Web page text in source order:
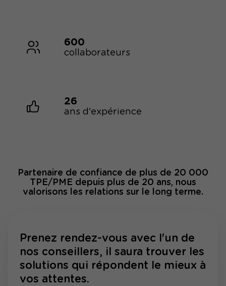
600
collaborateurs
26
ans d'expérience
Partenaire de confiance de plus de 20 000
TPE/PME depuis plus de 20 ans, nous
valorisons les relations sur le long terme.
Prenez rendez-vous avec l'un de
nos conseillers, il saura trouver les
solutions qui répondent le mieux à
vos attentes.